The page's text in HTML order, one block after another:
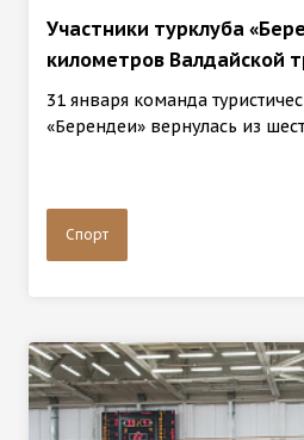
Участники турклуба
километров Валдайской
31 января команда
«Берендеи» вернулась из
Спорт